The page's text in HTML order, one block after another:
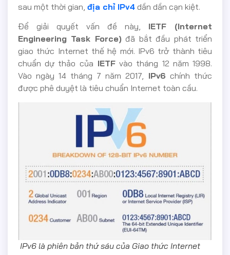
sau một thời gian, địa chỉ IPv4 dần dần cạn kiệt.
Để giải quyết vấn đề này, IETF (Internet
Engineering Task Force) đã bắt đầu phát triển
giao thức Internet thế hệ mới. IPv6 trở thành tiêu
chuẩn dự thảo của IETFvào tháng 12 năm 1998.
Vào ngày 14 tháng 7 năm 2017, IPv6 chính thức
được phê duyệt là tiêu chuẩn Internet toàn cầu.
IPv6 là phiên bản thứ sáu của Giao thức Internet